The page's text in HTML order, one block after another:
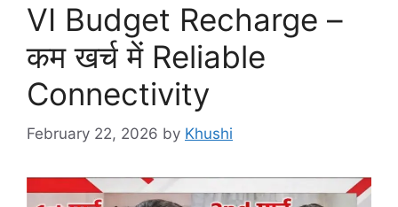
VI Budget Recharge –
कम खर्च में Reliable
Connectivity
February 22, 2026 by Khushi